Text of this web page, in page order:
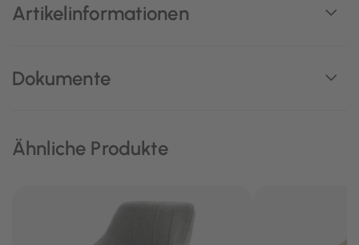
Artikelinformationen
Dokumente